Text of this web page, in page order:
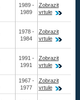
1989 -
1989
Zobrazit
vrtule
1978 -
1984
Zobrazit
vrtule
1991 -
1991
Zobrazit
vrtule
1967 -
1977
Zobrazit
vrtule